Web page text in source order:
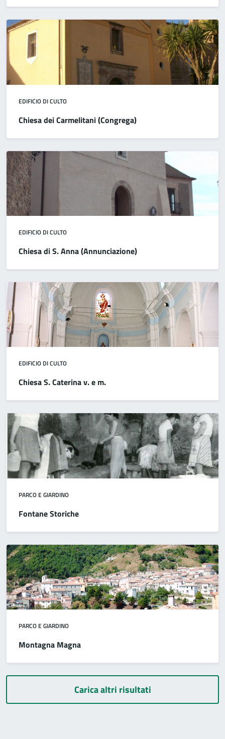
EDIFICIO DI CULTO
Chiesa dei Carmelitani (Congrega)
EDIFICIO DI CULTO
Chiesa di S. Anna (Annunciazione)
EDIFICIO DI CULTO
Chiesa S. Caterina v. e m.
PARCO E GIARDINO
Fontane Storiche
PARCO E GIARDINO
Montagna Magna
Carica altri risultati